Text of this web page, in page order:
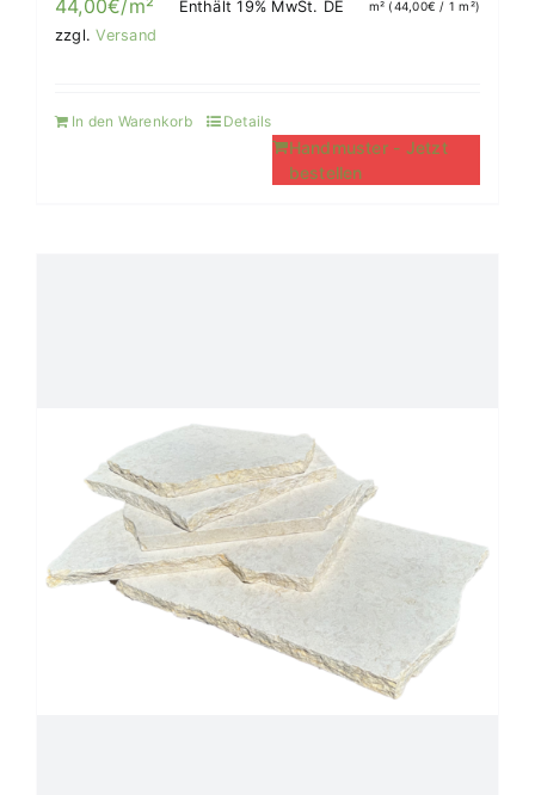
44,00€/m² Enthält 19% MwSt. DE m² (44,00€ / 1 m²)
zzgl.Versand
In den Warenkorb
Handmuster - Jetzt
bestellen
Details